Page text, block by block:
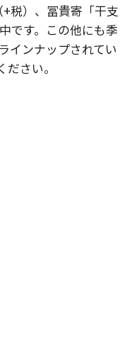
税）、冨貴寄「干支
です。この他にも季
インナップされてい
さい。